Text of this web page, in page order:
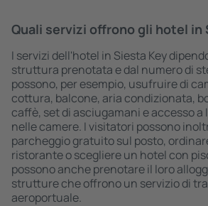
Quali servizi offrono gli hotel in
I servizi dell'hotel in Siesta Key
struttura prenotata e dal numero di
possono, per esempio, usufruire di
cottura, balcone, aria condizionata,
caffè, set di asciugamani e accesso
nelle camere. I visitatori possono
parcheggio gratuito sul posto,
ristorante o scegliere un hotel con
possono anche prenotare il loro
strutture che offrono un servizio di
aeroportuale.